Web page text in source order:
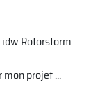
Rotorstorm
mon projet...